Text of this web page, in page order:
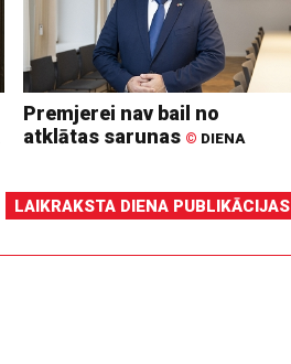
Premjerei nav bail no
atklātas sarunas © DIENA
LAIKRAKSTA DIENA PUBLIKĀCIJAS